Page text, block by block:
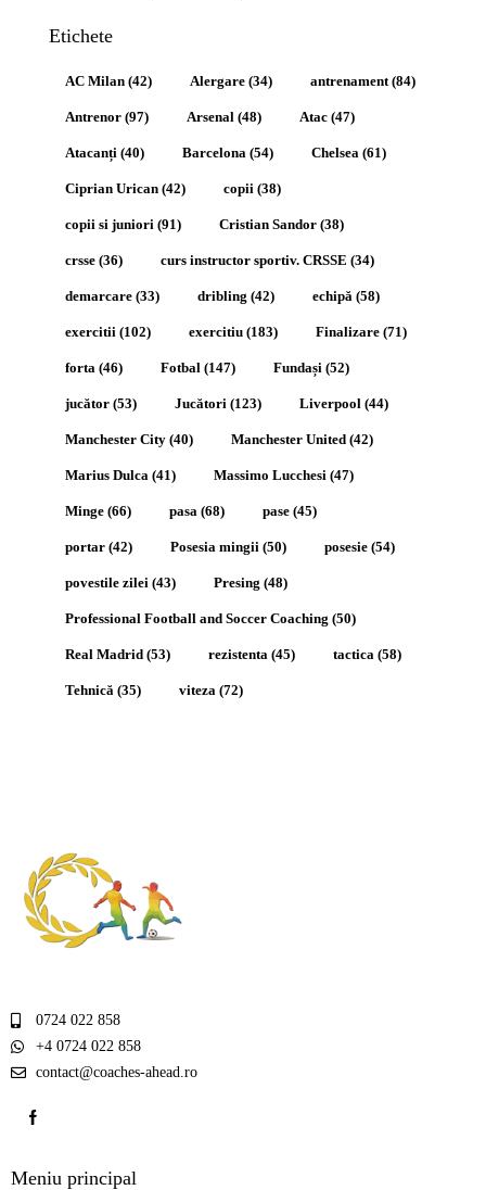
Etichete
AC Milan (42) Alergare (34) antrenament(84)
Antrenor (97) Arsenal (48) Atac (47)
Atacanți (40) Barcelona (54) Chelsea (61)
Ciprian Urican (42) copii (38)
copii si juniori (91) Cristian Sandor (38)
crsse (36) curs instructor sportiv. CRSSE (34)
demarcare (33) dribling (42) echipă (58)
exercitii (102) exercitiu (183) Finalizare (71)
forta (46) Fotbal (147) Fundași (52)
jucător (53) Jucători (123) Liverpool (44)
Manchester City (40) Manchester United (42)
Marius Dulca (41) Massimo Lucchesi (47)
Minge (66) pasa (68) pase (45)
portar (42) Posesia mingii (50) posesie (54)
povestile zilei (43) Presing (48)
Professional Football and Soccer Coaching (50)
Real Madrid (53) rezistenta (45) tactica (58)
Tehnică (35) viteza (72)
0724 022 858
+4 0724 022 858
contact@coaches-ahead.ro
Meniu principal